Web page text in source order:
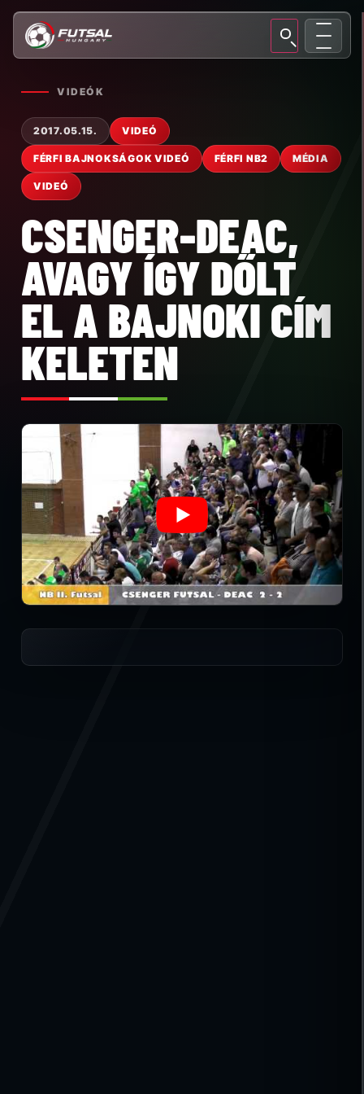
VIDEÓK
2017.05.15. VIDEÓ
FÉRFI BAJNOKSÁGOK VIDEÓ FÉRFI NB2 MÉDIA
VIDEÓ
CSENGER-DEAC,
AVAGY ÍGY DŐLT
EL A BAJNOKI CÍM
KELETEN